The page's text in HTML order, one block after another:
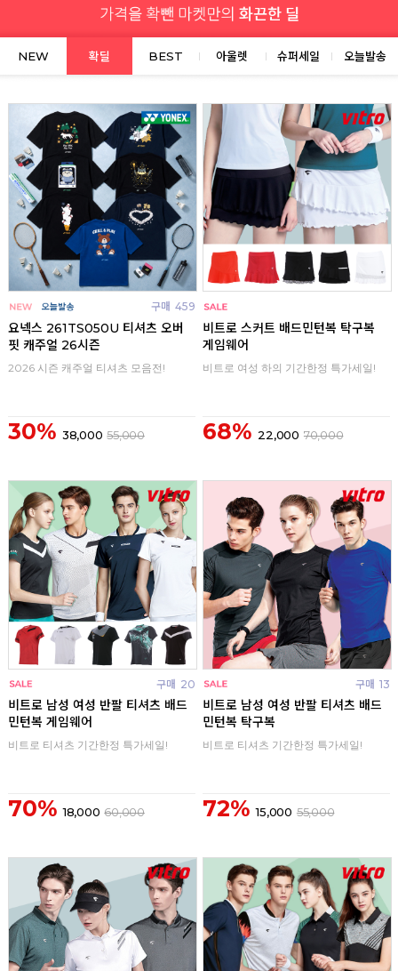
NEW 확딜 BEST 아울렛 슈퍼세일 오늘발송
구매 459
요넥스 261TS050U 티셔츠 오버
핏 캐주얼 26시즌
2026 시즌 캐주얼 티셔츠 모음전!
30% 38,000 55,000
비트로 스커트 배드민턴복 탁구복
게임웨어
비트로 여성 하의 기간한정 특가세일!
68% 22,000 70,000
구매 20
비트로 남성 여성 반팔 티셔츠 배드
민턴복 게임웨어
비트로 티셔츠 기간한정 특가세일!
70% 18,000 60,000
구매 13
비트로 남성 여성 반팔 티셔츠 배드
민턴복 탁구복
비트로 티셔츠 기간한정 특가세일!
72% 15,000 55,000